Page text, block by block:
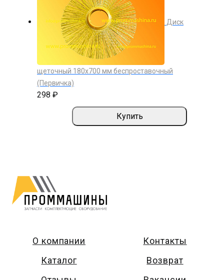
Диск
щеточный 180х700 мм беспроставочный
(Первичка)
298 ₽
Купить
О компании
Каталог
Контакты
Возврат